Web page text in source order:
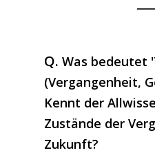
Q. Was bedeutet
(Vergangenheit,
Kennt der
Zustände der
Zukunft?